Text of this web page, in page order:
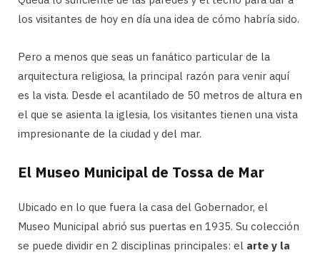
los visitantes de hoy en día una idea de cómo habría sido.
Pero a menos que seas un fanático particular de la
arquitectura religiosa, la principal razón para venir aquí
es la vista. Desde el acantilado de 50 metros de altura en
el que se asienta la iglesia, los visitantes tienen una vista
impresionante de la ciudad y del mar.
El Museo Municipal de Tossa de Mar
Ubicado en lo que fuera la casa del Gobernador, el
Museo Municipal abrió sus puertas en 1935. Su colección
se puede dividir en 2 disciplinas principales: el arte y la